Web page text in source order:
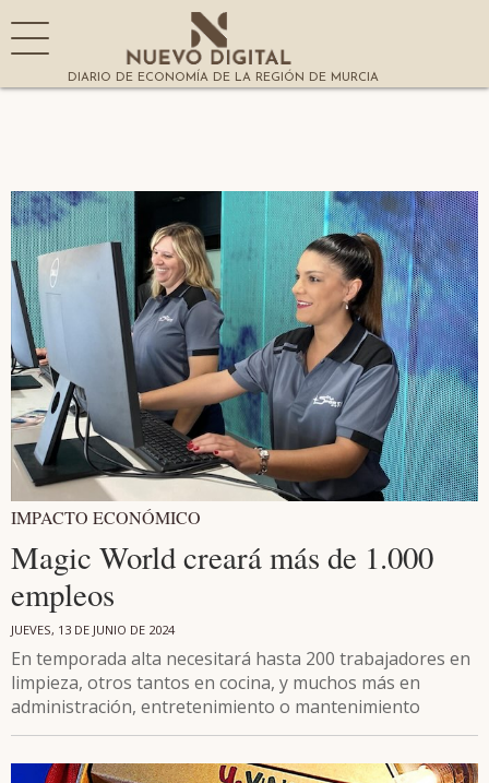
DIARIO DE ECONOMÍA DE LA REGIÓN DE MURCIA
IMPACTO ECONÓMICO
Magic World creará más de 1.000
empleos
JUEVES, 13 DE JUNIO DE 2024
En temporada alta necesitará hasta 200 trabajadores en
limpieza, otros tantos en cocina, y muchos más en
administración, entretenimiento o mantenimiento